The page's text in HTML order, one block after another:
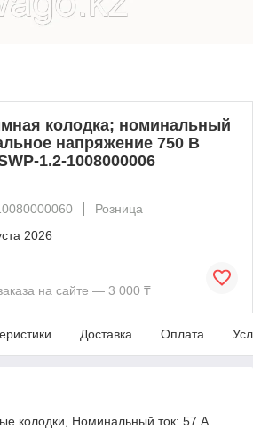
колодка; номинальный
напряжение 750 В
1.2-1008000006
Розница
2026
на сайте — 3 000 ₸
Доставка Оплата
колодки, Номинальный ток: 57 А.